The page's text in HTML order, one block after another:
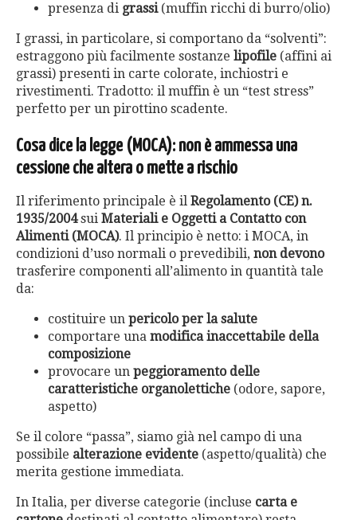
presenza di grassi(muffin ricchi di burro/olio)
I grassi, in particolare, si comportano da “solventi”:
estraggono più facilmente sostanze lipofile (affini ai
grassi) presenti in carte colorate, inchiostri e
rivestimenti. Tradotto: il muffin è un “test stress”
perfetto per un pirottino scadente.
Cosa dice la legge (MOCA): non è ammessa una
cessione che altera o mette a rischio
Il riferimento principale è il Regolamento (CE) n.
1935/2004sui Materiali e Oggetti a Contatto con
Alimenti (MOCA). Il principio è netto: i MOCA, in
condizioni d’uso normali o prevedibili, non devono
trasferire componenti all’alimento in quantità tale
da:
costituire un pericolo per la salute
comportare una modifica inaccettabile della
composizione
provocare un peggioramento delle
caratteristiche organolettiche (odore, sapore,
aspetto)
Se il colore “passa”, siamo già nel campo di una
possibile alterazione evidente (aspetto/qualità) che
merita gestione immediata.
In Italia, per diverse categorie (incluse carta e